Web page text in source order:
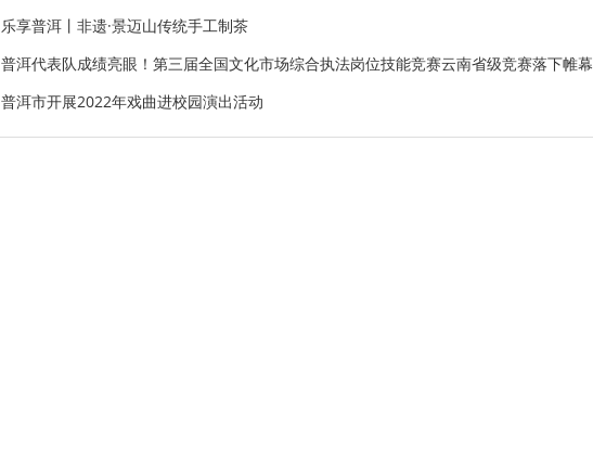
乐享普洱丨非遗·景迈山传统手工制茶
普洱代表队成绩亮眼！第三届全国文化市场综合执法岗位技能竞赛云南省级竞赛落下帷幕
普洱市开展2022年戏曲进校园演出活动